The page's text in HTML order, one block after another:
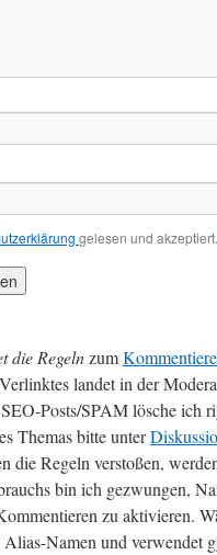
gelesen und akzeptiert.
die Regelnzum
landet in der
Posts/SPAM lösche ich
Themas bitte unter
die Regeln verstoßen,
bin ich gezwungen,
zu aktivieren.
Namen und verwendet